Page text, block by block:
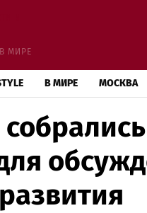
МИРЕ
В МИРЕ МОСКВА